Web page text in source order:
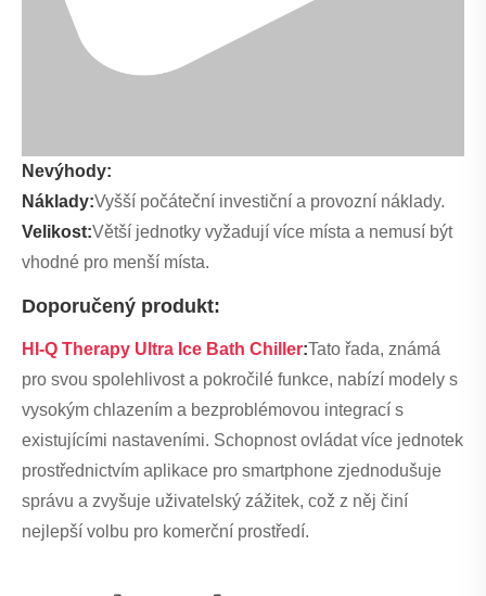
Nevýhody:
Náklady:Vyšší počáteční investiční a provozní náklady.
Velikost:Větší jednotky vyžadují více místa a nemusí být
vhodné pro menší místa.
Doporučený produkt:
HI-Q Therapy Ultra Ice Bath Chiller:Tato řada, známá
pro svou spolehlivost a pokročilé funkce, nabízí modely s
vysokým chlazením a bezproblémovou integrací s
existujícími nastaveními. Schopnost ovládat více jednotek
prostřednictvím aplikace pro smartphone zjednodušuje
správu a zvyšuje uživatelský zážitek, což z něj činí
nejlepší volbu pro komerční prostředí.